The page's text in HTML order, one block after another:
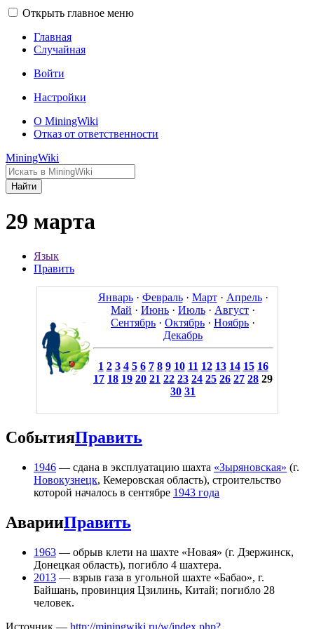
Открыть главное меню
Главная
Случайная
Войти
Настройки
О MiningWiki
Отказ от ответственности
MiningWiki
Найти
29 марта
Язык
Править
Январь· Февраль· Март· Апрель·
Май · Июнь · Июль · Август ·
Сентябрь · Октябрь · Ноябрь ·
Декабрь
1 2 3 4 5 6 7 8 9 10 11 12 13 14 15 16
17 18 19 20 21 22 23 24 25 26 27 28 29
30 31
СобытияПравить
1946 — сдана в эксплуатацию шахта «Зыряновская» (г.
Новокузнецк, Кемеровская область), строительство
которой началось в сентябре 1943 года
АварииПравить
1963 — обрыв клети на шахте «Новая» (г. Дзержинск,
Донецкая область), погибло 4 шахтера.
2013 — взрыв газа в угольной шахте «Бабао», г.
Байшань, провинция Цзилинь, Китай; погибло 28
человек.
Источник — http://miningwiki.ru/w/index.php?